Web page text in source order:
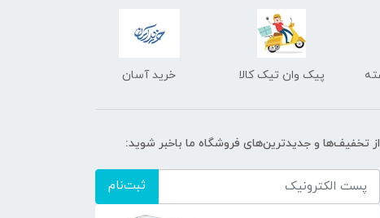
پیک وان تیک کالا خرید آسان
از تخفیف‌ها و جدیدترین‌های فروشگاه ما باخبر شوید:
ثبت‌نام